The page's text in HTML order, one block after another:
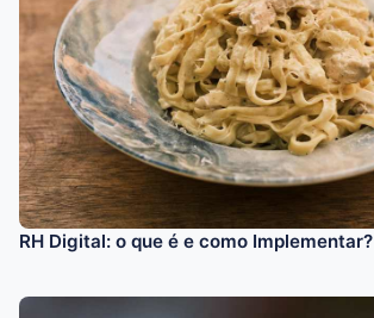
RH Digital: o que é e como Implementar?